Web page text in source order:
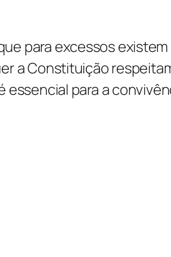
para excessos
a Constituição
essencial para a